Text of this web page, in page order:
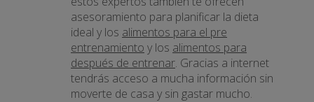
asesoramiento para planificar la dieta
ideal y los alimentos para el pre
entrenamiento y los alimentos para
después de entrenar. Gracias a internet
tendrás acceso a mucha información sin
moverte de casa y sin gastar mucho.